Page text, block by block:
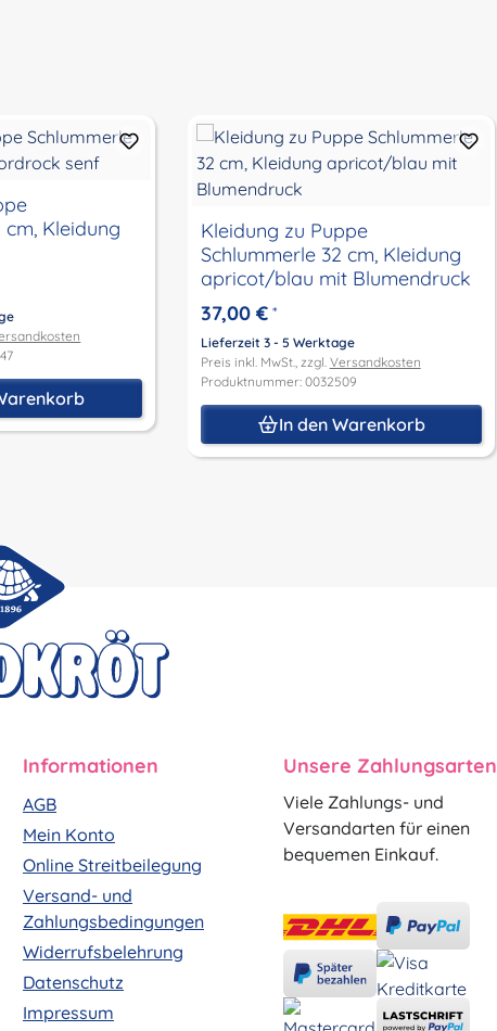
Kleidung
Kleidung zu Puppe
Schlummerle 32 cm, Kleidung
apricot/blau mit Blumendruck
37,00 €*
Lieferzeit 3 - 5 Werktage
Preis inkl. MwSt., zzgl. Versandkosten
Produktnummer: 0032509
In den Warenkorb
Informationen
AGB
Mein Konto
Online Streitbeilegung
Versand- und
Zahlungsbedingungen
Widerrufsbelehrung
Datenschutz
Impressum
Unsere Zahlungsarten
Viele Zahlungs- und
Versandarten für einen
bequemen Einkauf.